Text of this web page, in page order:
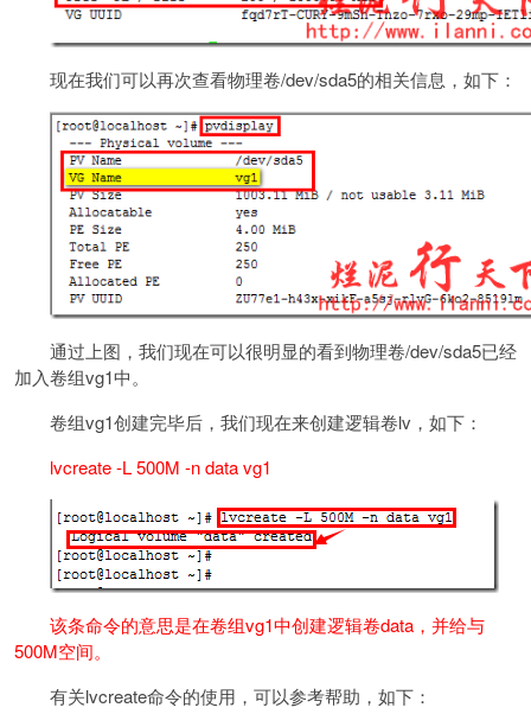
现在我们可以再次查看物理卷/dev/sda5的相关信息，如下：
通过上图，我们现在可以很明显的看到物理卷/dev/sda5已经
加入卷组vg1中。
卷组vg1创建完毕后，我们现在来创建逻辑卷lv，如下：
lvcreate -L 500M -n data vg1
该条命令的意思是在卷组vg1中创建逻辑卷data，并给与
500M空间。
有关lvcreate命令的使用，可以参考帮助，如下：